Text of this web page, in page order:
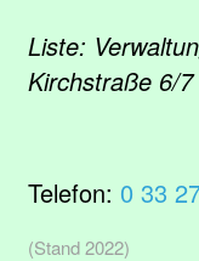
Liste:
Kirchstraße 6/7
Telefon: 0 33
(Stand 2022)